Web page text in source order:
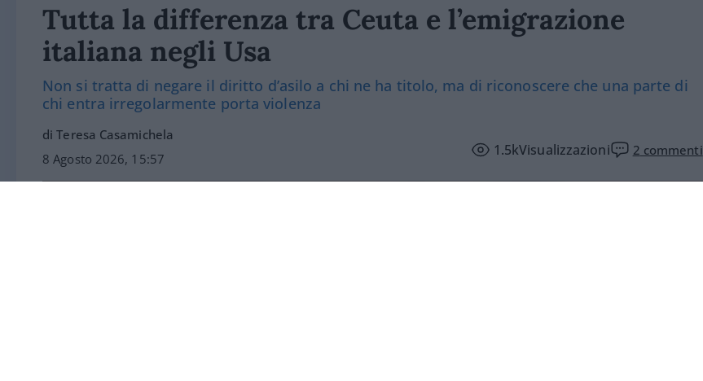
Tutta la differenza tra Ceuta e l’emigrazione
italiana negli Usa
Non si tratta di negare il diritto d’asilo a chi ne ha titolo, ma di riconoscere che una parte di
chi entra irregolarmente porta violenza
di Teresa Casamichela
8 Agosto 2026, 15:57
1.5kVisualizzazioni 2 commenti